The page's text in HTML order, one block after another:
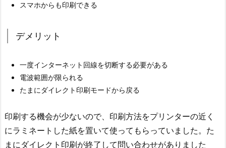
スマホからも印刷できる
デメリット
一度インターネット回線を切断する必要がある
電波範囲が限られる
たまにダイレクト印刷モードから戻る
印刷する機会が少ないので、印刷方法をプリンターの近く
にラミネートした紙を置いて使ってもらっていました。た
まにダイレクト印刷が終了して問い合わせがありました